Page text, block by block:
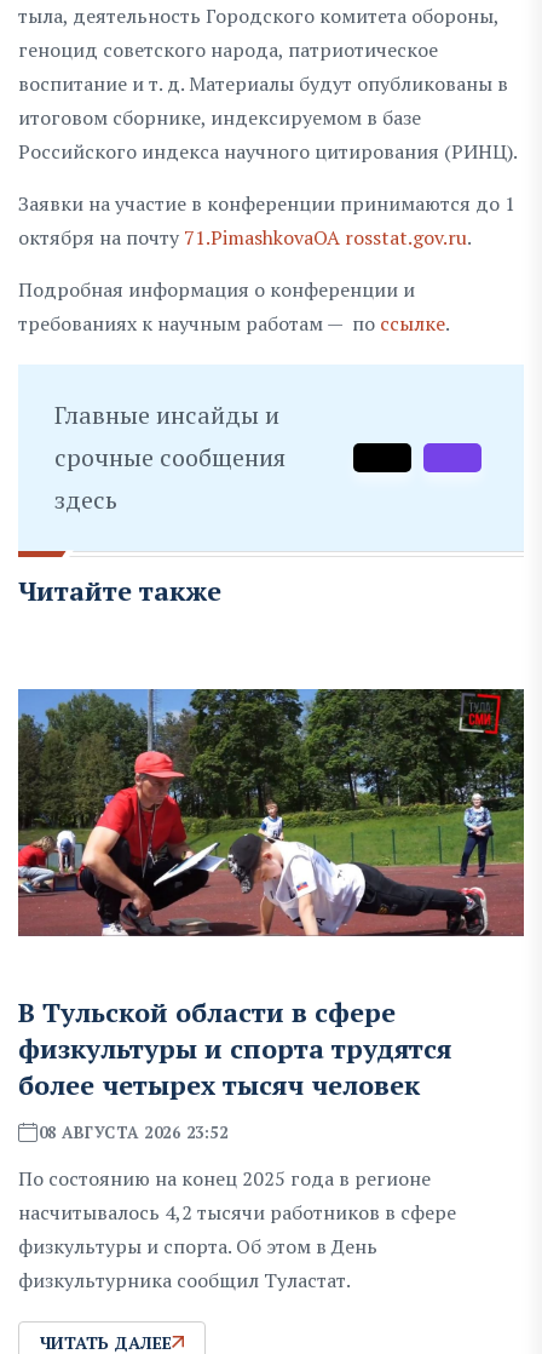
тыла, деятельность Городского комитета обороны,
геноцид советского народа, патриотическое
воспитание и т. д. Материалы будут опубликованы в
итоговом сборнике, индексируемом в базе
Российского индекса научного цитирования (РИНЦ).
Заявки на участие в конференции принимаются до 1
октября на почту 71.PimashkovaOA rosstat.gov.ru.
Подробная информация о конференции и
требованиях к научным работам — по ссылке.
Главные инсайды и
срочные сообщения
здесь
Читайте также
В Тульской области в сфере
физкультуры и спорта трудятся
более четырех тысяч человек
08 АВГУСТА 2026 23:52
По состоянию на конец 2025 года в регионе
насчитывалось 4,2 тысячи работников в сфере
физкультуры и спорта. Об этом в День
физкультурника сообщил Туластат.
ЧИТАТЬ ДАЛЕЕ